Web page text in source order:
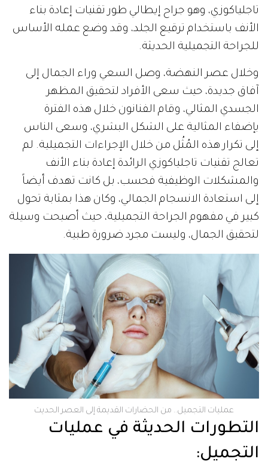
تاجلياكوزي، وهو جراح إيطالي طور تقنيات إعادة بناء
الأنف باستخدام ترقيع الجلد، وقد وضع عمله الأساس
للجراحة التجميلية الحديثة.
وخلال عصر النهضة، وصل السعي وراء الجمال إلى
آفاق جديدة، حيث سعى الأفراد لتحقيق المظهر
الجسدي المثالي، وقام الفنانون خلال هذه الفترة
بإضفاء المثالية على الشكل البشري، وسعى الناس
إلى تكرار هذه المُثُل من خلال الإجراءات التجميلية. لم
تعالج تقنيات تاجلياكوزي الرائدة إعادة بناء الأنف
والمشكلات الوظيفية فحسب، بل كانت تهدف أيضاً
إلى استعادة الانسجام الجمالي، وكان هذا بمثابة تحول
كبير في مفهوم الجراحة التجميلية، حيث أصبحت وسيلة
لتحقيق الجمال، وليست مجرد ضرورة طبية.
عمليات التجميل.. من الحضارات القديمة إلى العصر الحديث
التطورات الحديثة في عمليات
التجميل: